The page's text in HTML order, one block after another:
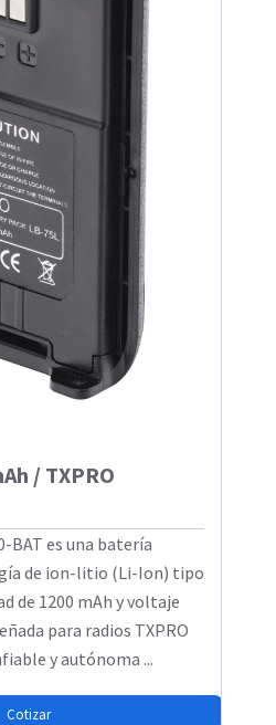
/ TXPRO
BAT es una batería
de ion-litio (Li-Ion) tipo
de 1200 mAh y voltaje
para radios TXPRO
y autónoma ...
Cotizar